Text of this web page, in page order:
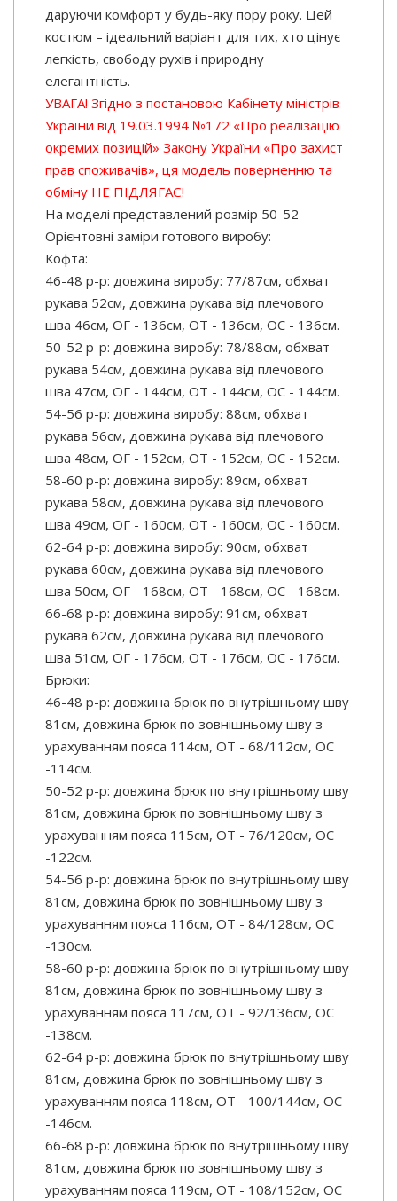
даруючи комфорт у будь-яку пору року. Цей
костюм – ідеальний варіант для тих, хто цінує
легкість, свободу рухів і природну
елегантність.
УВАГА! Згідно з постановою Кабінету міністрів
України від 19.03.1994 №172 «Про реалізацію
окремих позицій» Закону України «Про захист
прав споживачів», ця модель поверненню та
обміну НЕ ПІДЛЯГАЄ!
На моделі представлений розмір 50-52
Орієнтовні заміри готового виробу:
Кофта:
46-48 р-р: довжина виробу: 77/87см, обхват
рукава 52см, довжина рукава від плечового
шва 46см, ОГ - 136см, ОТ - 136см, OC - 136см.
50-52 р-р: довжина виробу: 78/88см, обхват
рукава 54см, довжина рукава від плечового
шва 47см, ОГ - 144см, ОТ - 144см, OC - 144см.
54-56 р-р: довжина виробу: 88см, обхват
рукава 56см, довжина рукава від плечового
шва 48см, ОГ - 152см, ОТ - 152см, OC - 152см.
58-60 р-р: довжина виробу: 89см, обхват
рукава 58см, довжина рукава від плечового
шва 49см, ОГ - 160см, ОТ - 160см, OC - 160см.
62-64 р-р: довжина виробу: 90см, обхват
рукава 60см, довжина рукава від плечового
шва 50см, ОГ - 168см, ОТ - 168см, OC - 168см.
66-68 р-р: довжина виробу: 91см, обхват
рукава 62см, довжина рукава від плечового
шва 51см, ОГ - 176см, ОТ - 176см, OC - 176см.
Брюки:
46-48 р-р: довжина брюк по внутрішньому шву
81см, довжина брюк по зовнішньому шву з
урахуванням пояса 114см, ОТ - 68/112см, OC
-114см.
50-52 р-р: довжина брюк по внутрішньому шву
81см, довжина брюк по зовнішньому шву з
урахуванням пояса 115см, ОТ - 76/120см, OC
-122см.
54-56 р-р: довжина брюк по внутрішньому шву
81см, довжина брюк по зовнішньому шву з
урахуванням пояса 116см, ОТ - 84/128см, OC
-130см.
58-60 р-р: довжина брюк по внутрішньому шву
81см, довжина брюк по зовнішньому шву з
урахуванням пояса 117см, ОТ - 92/136см, OC
-138см.
62-64 р-р: довжина брюк по внутрішньому шву
81см, довжина брюк по зовнішньому шву з
урахуванням пояса 118см, ОТ - 100/144см, OC
-146см.
66-68 р-р: довжина брюк по внутрішньому шву
81см, довжина брюк по зовнішньому шву з
урахуванням пояса 119см, ОТ - 108/152см, OC